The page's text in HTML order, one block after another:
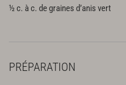
½ c. à c. de graines d’anis vert
PRÉPARATION